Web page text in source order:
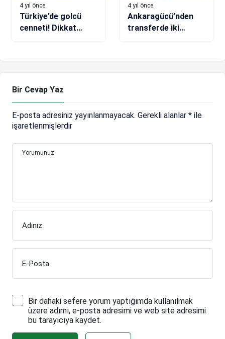
4 yıl önce
Türkiye’de golcü
cenneti! Dikkat
4 yıl önce
Ankaragücü’nden
transferde iki
Bir Cevap Yaz
E-posta adresiniz yayınlanmayacak. Gerekli alanlar * ile
işaretlenmişlerdir
Yorumunuz
Adınız
E-Posta
Bir dahaki sefere yorum yaptığımda kullanılmak
üzere adımı, e-posta adresimi ve web site adresimi
bu tarayıcıya kaydet.